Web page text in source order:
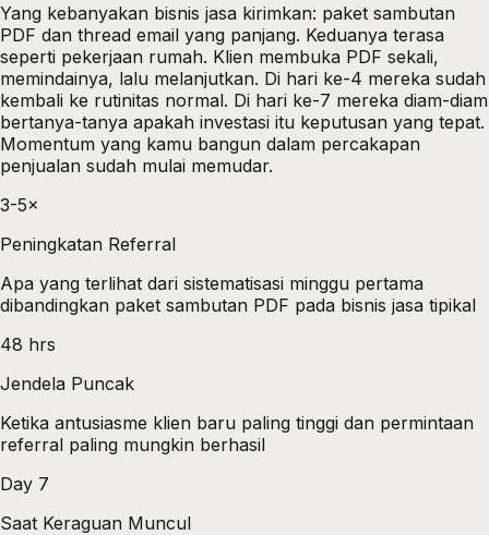
Yang kebanyakan bisnis jasa kirimkan: paket sambutan
PDF dan thread email yang panjang. Keduanya terasa
seperti pekerjaan rumah. Klien membuka PDF sekali,
memindainya, lalu melanjutkan. Di hari ke-4 mereka sudah
kembali ke rutinitas normal. Di hari ke-7 mereka diam-diam
bertanya-tanya apakah investasi itu keputusan yang tepat.
Momentum yang kamu bangun dalam percakapan
penjualan sudah mulai memudar.
3-5×
Peningkatan Referral
Apa yang terlihat dari sistematisasi minggu pertama
dibandingkan paket sambutan PDF pada bisnis jasa tipikal
48 hrs
Jendela Puncak
Ketika antusiasme klien baru paling tinggi dan permintaan
referral paling mungkin berhasil
Day 7
Saat Keraguan Muncul